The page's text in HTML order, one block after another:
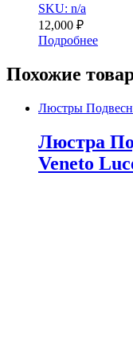
SKU: n/a
12,000 ₽
Подробнее
Похожие
Люстры
Люстра
Veneto